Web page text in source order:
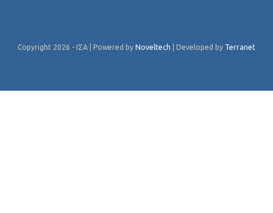
Copyright 2026 - ΙΣΑ | Powered by Noveltech | Developed by Terranet